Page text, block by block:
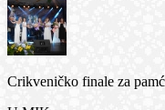
Crikveničko finale za